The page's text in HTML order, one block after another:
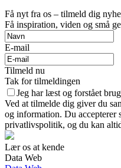
Få nyt fra os – tilmeld dig
Få inspiration, viden og små
E-mail
Tilmeld nu
Tak for tilmeldingen
Jeg har læst og forstået
Ved at tilmelde dig giver du
og information. Du accepterer
privatlivspolitik, og du kan
Lær os at kende
Data Web